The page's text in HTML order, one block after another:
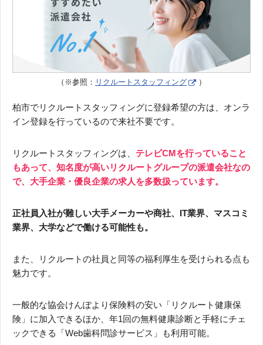
（※参照： リクルートスタッフィング ）
柏市でリクルートスタッフィングに登録希望の方は、オンラ
イン登録を行っているので来社不要です。
リクルートスタッフィングは、 テレビCMを行っていること
もあって、知名度が高いリクルートグループの派遣会社なの
で、大手企業・優良企業の求人を多数扱っています。
正社員入社が難しい大手メーカーや商社、IT業界、マスコミ
業界、大学などで働ける可能性も。
また、リクルートの社員と同等の福利厚生を受けられる点も
魅力です。
一般的な協会けんぽより保険料の安い「リクルート健康保
険」に加入できるほか、年1回の無料健康診断と手軽にチェ
ックできる「Web歯科問診サービス」も利用可能。